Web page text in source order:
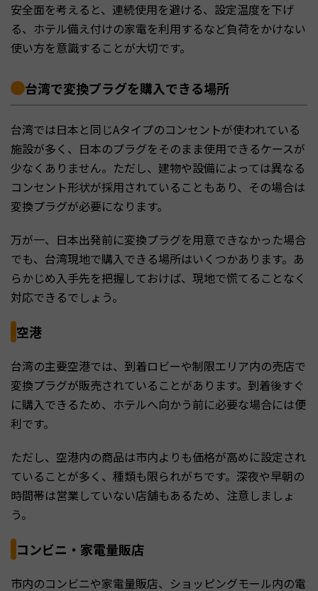
安全面を考えると、連続使用を避ける、設定温度を下げ
る、ホテル備え付けの家電を利用するなど負荷をかけない
使い方を意識することが大切です。
台湾で変換プラグを購入できる場所
台湾では日本と同じAタイプのコンセントが使われている
施設が多く、日本のプラグをそのまま使用できるケースが
少なくありません。ただし、建物や設備によっては異なる
コンセント形状が採用されていることもあり、その場合は
変換プラグが必要になります。
万が一、日本出発前に変換プラグを用意できなかった場合
でも、台湾現地で購入できる場所はいくつかあります。あ
らかじめ入手先を把握しておけば、現地で慌てることなく
対応できるでしょう。
空港
台湾の主要空港では、到着ロビーや制限エリア内の売店で
変換プラグが販売されていることがあります。到着後すぐ
に購入できるため、ホテルへ向かう前に必要な場合には便
利です。
ただし、空港内の商品は市内よりも価格が高めに設定され
ていることが多く、種類も限られがちです。深夜や早朝の
時間帯は営業していない店舗もあるため、注意しましょ
う。
コンビニ・家電量販店
市内のコンビニや家電量販店、ショッピングモール内の電